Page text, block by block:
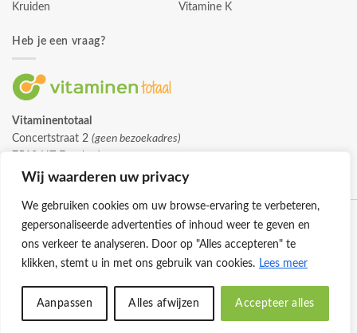
Wij waarderen uw privacy
We gebruiken cookies om uw browse-ervaring te verbeteren,
gepersonaliseerde advertenties of inhoud weer te geven en
ons verkeer te analyseren. Door op "Alles accepteren" te
klikken, stemt u in met ons gebruik van cookies. Lees meer
Aanpassen Alles afwijzen Accepteer alles
Kruiden
Vitamine K
Heb je een vraag?
Vitaminentotaal
Concertstraat 2 (geen bezoekadres)
info@vitaminentotaal.nl
© 2026 -Vitaminentotaal.nl